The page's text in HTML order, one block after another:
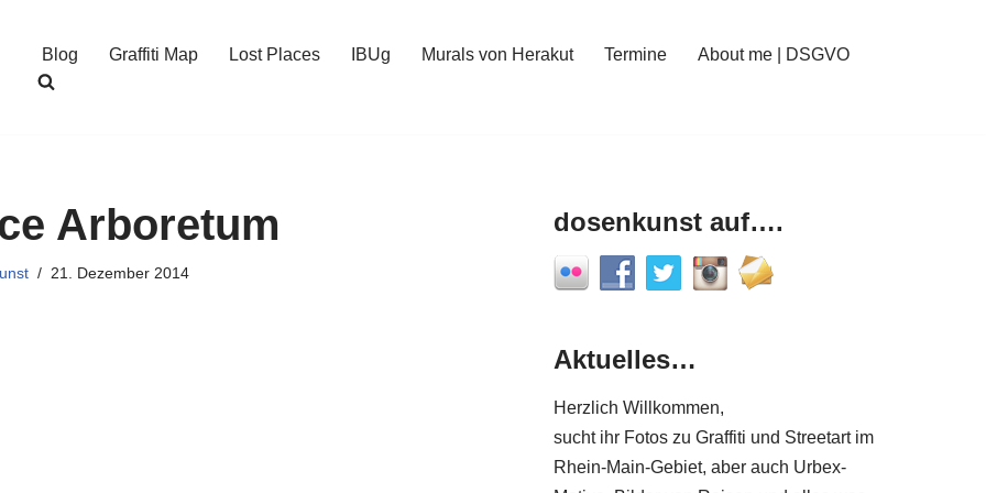
Blog Graffiti Map Lost Places IBUg Murals von Herakut Termine About me | DSGVO
Arboretum
21. Dezember 2014
dosenkunst auf….
Aktuelles…
Herzlich Willkommen,
sucht ihr Fotos zu Graffiti und Streetart im
Rhein-Main-Gebiet, aber auch Urbex-